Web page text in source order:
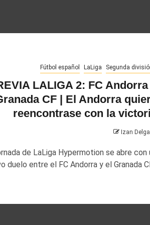
Fútbol español LaLiga Segunda
LALIGA 2: FC Andorra
CF | El Andorra
reencontrase con la
Izan
de LaLiga Hypermotion se abre con
duelo entre el FC Andorra y el Granada